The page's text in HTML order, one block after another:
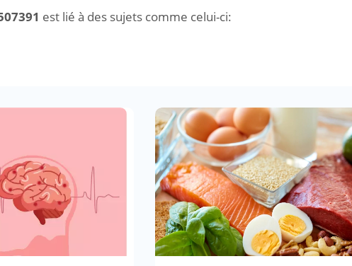
est lié à des sujets comme celui-ci: